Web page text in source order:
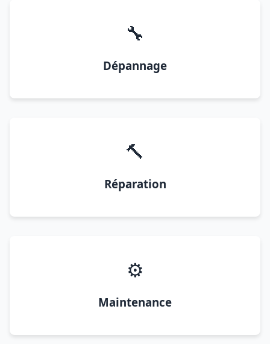
🔧
Dépannage
🔨
Réparation
⚙️
Maintenance